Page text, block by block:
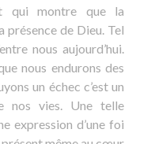
qui montre que la
présence de Dieu. Tel
nous aujourd’hui.
nous endurons des
un échec c’est un
nos vies. Une telle
expression d’une foi